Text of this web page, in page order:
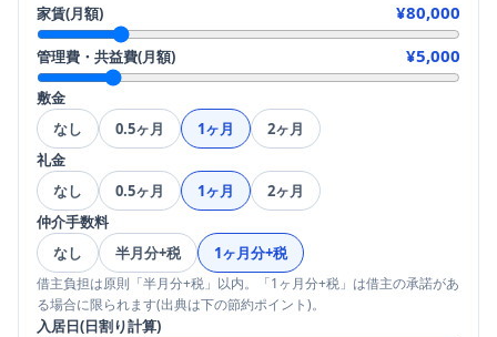
家賃(月額) ¥80,000
管理費・共益費(月額) ¥5,000
敷金
なし
0.5ヶ月 1ヶ月
2ヶ月
礼金
なし
0.5ヶ月 1ヶ月
2ヶ月
仲介手数料
なし
半月分+税 1ヶ月分+税
借主負担は原則「半月分+税」以内。「1ヶ月分+税」は借主の承諾があ
る場合に限られます(出典は下の節約ポイント)。
入居日(日割り計算)